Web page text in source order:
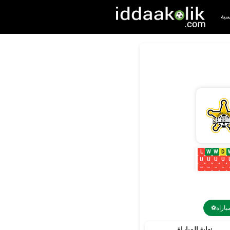
L
U
–
W
U
–
W
U
–
D
U
–